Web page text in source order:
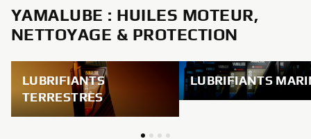
YAMALUBE : HUILES MOTEUR,
NETTOYAGE & PROTECTION
LUBRIFIANTS
TERRESTRES
LUBRIFIANTS